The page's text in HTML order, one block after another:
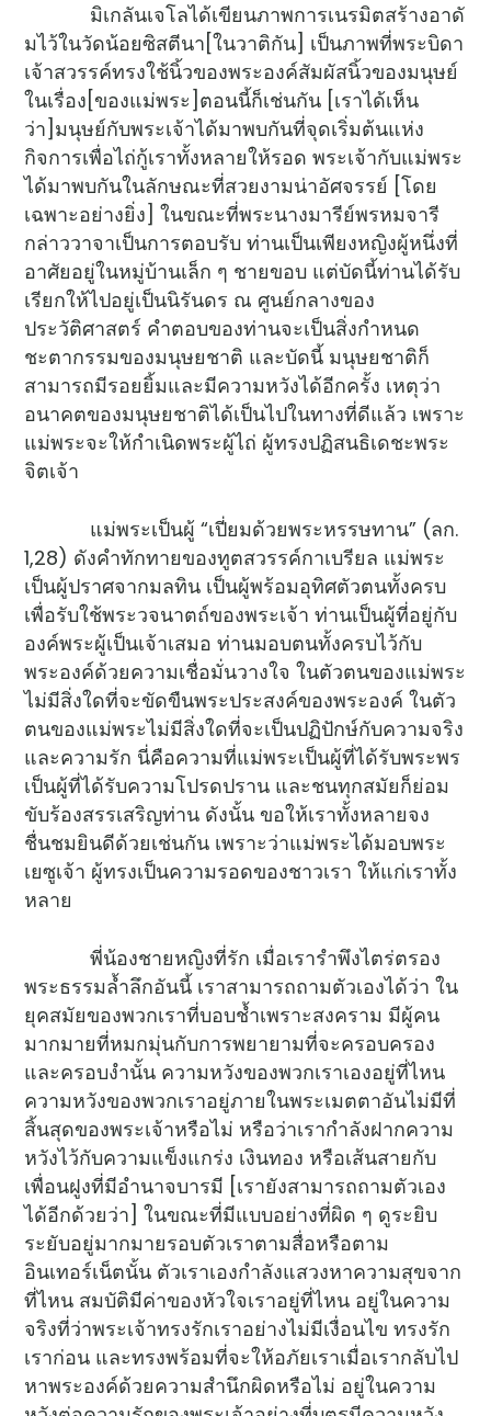
มิเกลันเจโลได้เขียนภาพการเนรมิตสร้างอาดั
มไว้ในวัดน้อยซิสตีนา[ในวาติกัน] เป็นภาพที่พระบิดา
เจ้าสวรรค์ทรงใช้นิ้วของพระองค์สัมผัสนิ้วของมนุษย์
ในเรื่อง[ของแม่พระ]ตอนนี้ก็เช่นกัน [เราได้เห็น
ว่า]มนุษย์กับพระเจ้าได้มาพบกันที่จุดเริ่มต้นแห่ง
กิจการเพื่อไถ่กู้เราทั้งหลายให้รอด พระเจ้ากับแม่พระ
ได้มาพบกันในลักษณะที่สวยงามน่าอัศจรรย์ [โดย
เฉพาะอย่างยิ่ง] ในขณะที่พระนางมารีย์พรหมจารี
กล่าววาจาเป็นการตอบรับ ท่านเป็นเพียงหญิงผู้หนึ่งที่
อาศัยอยู่ในหมู่บ้านเล็ก ๆ ชายขอบ แต่บัดนี้ท่านได้รับ
เรียกให้ไปอยู่เป็นนิรันดร ณ ศูนย์กลางของ
ประวัติศาสตร์ คำตอบของท่านจะเป็นสิ่งกำหนด
ชะตากรรมของมนุษยชาติ และบัดนี้ มนุษยชาติก็
สามารถมีรอยยิ้มและมีความหวังได้อีกครั้ง เหตุว่า
อนาคตของมนุษยชาติได้เป็นไปในทางที่ดีแล้ว เพราะ
แม่พระจะให้กำเนิดพระผู้ไถ่ ผู้ทรงปฏิสนธิเดชะพระ
จิตเจ้า
แม่พระเป็นผู้ “เปี่ยมด้วยพระหรรษทาน” (ลก.
1,28) ดังคำทักทายของทูตสวรรค์กาเบรียล แม่พระ
เป็นผู้ปราศจากมลทิน เป็นผู้พร้อมอุทิศตัวตนทั้งครบ
เพื่อรับใช้พระวจนาตถ์ของพระเจ้า ท่านเป็นผู้ที่อยู่กับ
องค์พระผู้เป็นเจ้าเสมอ ท่านมอบตนทั้งครบไว้กับ
พระองค์ด้วยความเชื่อมั่นวางใจ ในตัวตนของแม่พระ
ไม่มีสิ่งใดที่จะขัดขืนพระประสงค์ของพระองค์ ในตัว
ตนของแม่พระไม่มีสิ่งใดที่จะเป็นปฏิปักษ์กับความจริง
และความรัก นี่คือความที่แม่พระเป็นผู้ที่ได้รับพระพร
เป็นผู้ที่ได้รับความโปรดปราน และชนทุกสมัยก็ย่อม
ขับร้องสรรเสริญท่าน ดังนั้น ขอให้เราทั้งหลายจง
ชื่นชมยินดีด้วยเช่นกัน เพราะว่าแม่พระได้มอบพระ
เยซูเจ้า ผู้ทรงเป็นความรอดของชาวเรา ให้แก่เราทั้ง
หลาย
พี่น้องชายหญิงที่รัก เมื่อเรารำพึงไตร่ตรอง
พระธรรมล้ำลึกอันนี้ เราสามารถถามตัวเองได้ว่า ใน
ยุคสมัยของพวกเราที่บอบช้ำเพราะสงคราม มีผู้คน
มากมายที่หมกมุ่นกับการพยายามที่จะครอบครอง
และครอบงำนั้น ความหวังของพวกเราเองอยู่ที่ไหน
ความหวังของพวกเราอยู่ภายในพระเมตตาอันไม่มีที่
สิ้นสุดของพระเจ้าหรือไม่ หรือว่าเรากำลังฝากความ
หวังไว้กับความแข็งแกร่ง เงินทอง หรือเส้นสายกับ
เพื่อนฝูงที่มีอำนาจบารมี [เรายังสามารถถามตัวเอง
ได้อีกด้วยว่า] ในขณะที่มีแบบอย่างที่ผิด ๆ ดูระยิบ
ระยับอยู่มากมายรอบตัวเราตามสื่อหรือตาม
อินเทอร์เน็ตนั้น ตัวเราเองกำลังแสวงหาความสุขจาก
ที่ไหน สมบัติมีค่าของหัวใจเราอยู่ที่ไหน อยู่ในความ
จริงที่ว่าพระเจ้าทรงรักเราอย่างไม่มีเงื่อนไข ทรงรัก
เราก่อน และทรงพร้อมที่จะให้อภัยเราเมื่อเรากลับไป
หาพระองค์ด้วยความสำนึกผิดหรือไม่ อยู่ในความ